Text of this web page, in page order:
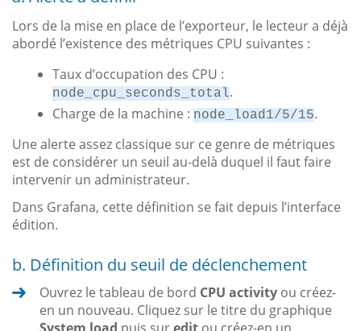
Lors de la mise en place de l’exporteur, le lecteur a déjà
abordé l’existence des métriques CPU suivantes :
Taux d’occupation des CPU :
node_cpu_seconds_total.
Charge de la machine : node_load1/5/15.
Une alerte assez classique sur ce genre de métriques
est de considérer un seuil au-delà duquel il faut faire
intervenir un administrateur.
Dans Grafana, cette définition se fait depuis l’interface
édition.
b. Définition du seuil de déclenchement
Ouvrez le tableau de bord CPU activity ou créez-
en un nouveau. Cliquez sur le titre du graphique